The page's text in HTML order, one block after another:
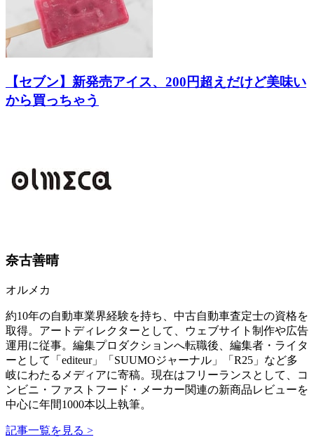
【セブン】新発売アイス、200円超えだけど美味い
から買っちゃう
奈古善晴
オルメカ
約10年の自動車業界経験を持ち、中古自動車査定士の資格を
取得。アートディレクターとして、ウェブサイト制作や広告
運用に従事。編集プロダクションへ転職後、編集者・ライタ
ーとして「editeur」「SUUMOジャーナル」「R25」など多
岐にわたるメディアに寄稿。現在はフリーランスとして、コ
ンビニ・ファストフード・メーカー関連の新商品レビューを
中心に年間1000本以上執筆。
記事一覧を見る >